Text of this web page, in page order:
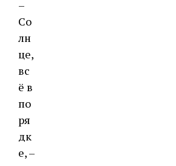
–
Со
лн
це,
вс
ё в
по
ря
дк
е, –